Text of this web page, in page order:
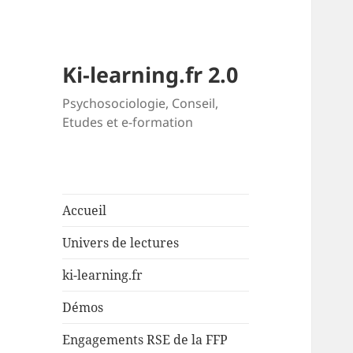
Ki-learning.fr 2.0
Psychosociologie, Conseil,
Etudes et e-formation
Accueil
Univers de lectures
ki-learning.fr
Démos
Engagements RSE de la FFP